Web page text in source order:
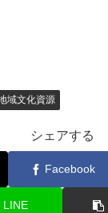
域文化資源
シェアする
Facebook
LINE